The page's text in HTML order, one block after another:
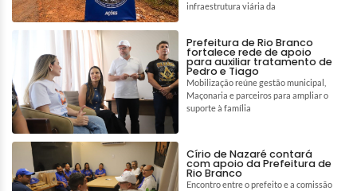
infraestrutura viária da
Prefeitura de Rio Branco
fortalece rede de apoio
para auxiliar tratamento de
Pedro e Tiago
Mobilização reúne gestão municipal,
Maçonaria e parceiros para ampliar o
suporte à família
Círio de Nazaré contará
com apoio da Prefeitura de
Rio Branco
Encontro entre o prefeito e a comissão